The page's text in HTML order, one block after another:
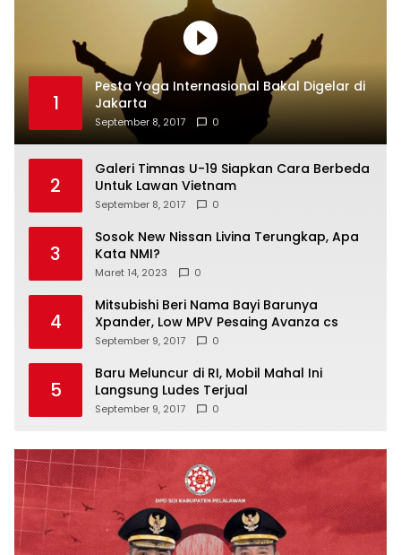
1
Pesta Yoga Internasional Bakal Digelar di
Jakarta
September 8, 2017 0
2
Galeri Timnas U-19 Siapkan Cara Berbeda
Untuk Lawan Vietnam
September 8, 2017 0
3
Sosok New Nissan Livina Terungkap, Apa
Kata NMI?
Maret 14, 2023 0
4
Mitsubishi Beri Nama Bayi Barunya
Xpander, Low MPV Pesaing Avanza cs
September 9, 2017 0
5
Baru Meluncur di RI, Mobil Mahal Ini
Langsung Ludes Terjual
September 9, 2017 0